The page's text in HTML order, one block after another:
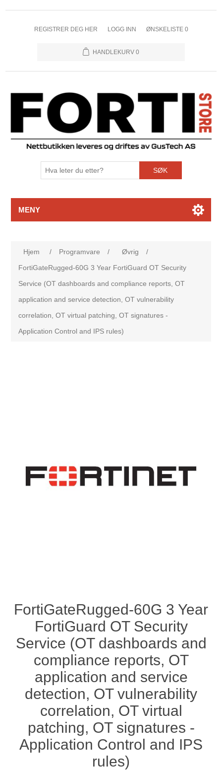
REGISTRER DEG HER LOGG INN ØNSKELISTE 0
HANDLEKURV 0
SØK
MENY
Hjem / Programvare / Øvrig
/
FortiGateRugged-60G 3 Year FortiGuard OT Security
Service (OT dashboards and compliance reports, OT
application and service detection, OT vulnerability
correlation, OT virtual patching, OT signatures -
Application Control and IPS rules)
FortiGateRugged-60G 3 Year
FortiGuard OT Security
Service (OT dashboards and
compliance reports, OT
application and service
detection, OT vulnerability
correlation, OT virtual
patching, OT signatures -
Application Control and IPS
rules)